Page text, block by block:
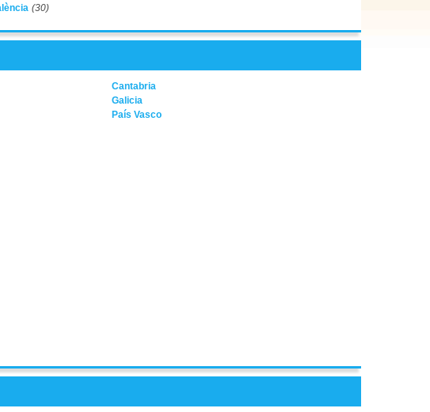
(30)
Cantabria
Galicia
País Vasco